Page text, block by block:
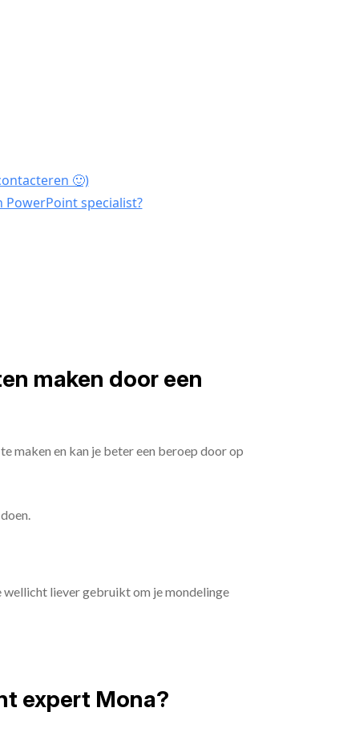
🙂)
specialist?
maken door een
maken en kan je beter een beroep door op
wellicht liever gebruikt om je mondelinge
expert Mona?